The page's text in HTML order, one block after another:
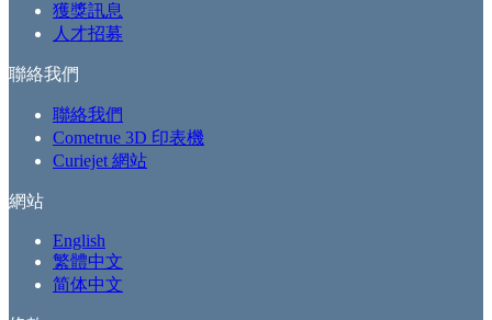
獲獎訊息
人才招募
聯絡我們
聯絡我們
Cometrue 3D 印表機
Curiejet 網站
網站
English
繁體中文
简体中文